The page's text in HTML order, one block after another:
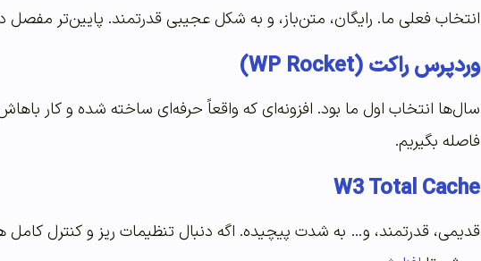
انتخاب فعلی ما. رایگان، متن‌باز، و به شکل عجیبی قدرتمند. پایین‌تر
وردپرس راکت (WP Rocket)
سال‌ها انتخاب اول ما بود. افزونه‌ای که واقعاً حرفه‌ای ساخته شده و کار
فاصله بگیریم.
W3 Total Cache
قدیمی، قدرتمند، و… به شدت پیچیده. اگه دنبال تنظیمات ریز و کنترل